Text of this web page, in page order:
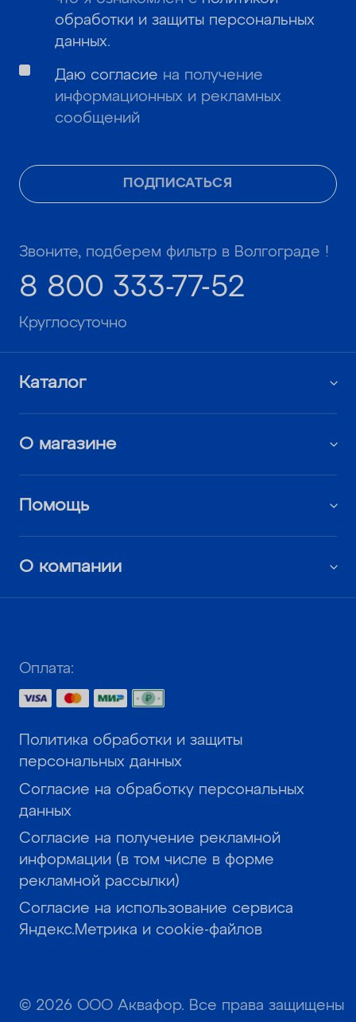
ПОДПИСАТЬСЯ
обработки и защиты персональных
данных.
Даю согласие на получение
информационных и рекламных
сообщений
Звоните, подберем фильтр в Волгограде !
8 800 333-77-52
Круглосуточно
Каталог
О магазине
Помощь
О компании
© 2026 ООО Аквафор. Все права защищены
Оплата:
Политика обработки и защиты
персональных данных
Согласие на обработку персональных
данных
Согласие на получение рекламной
информации (в том числе в форме
рекламной рассылки)
Согласие на использование сервиса
Яндекс.Метрика и cookie-файлов